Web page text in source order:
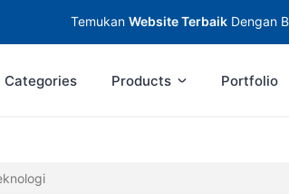
Temukan Website TerbaikDengan
Categories Products Portfolio